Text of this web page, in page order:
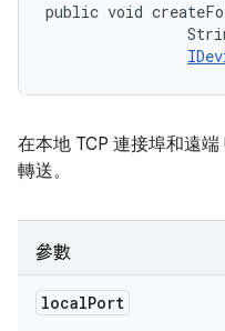
public void
在本地 TCP 連接埠和遠
轉送。
參數
localPort